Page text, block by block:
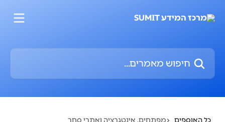
חיפוש מאמרים...
כל האוספים מפתחים, אינטגרציה ואתרי סחר